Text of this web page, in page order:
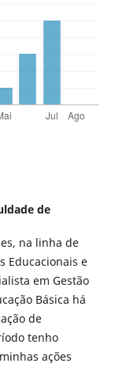
de
na linha de
Educacionais e
em Gestão
Básica há
de
tenho
ações